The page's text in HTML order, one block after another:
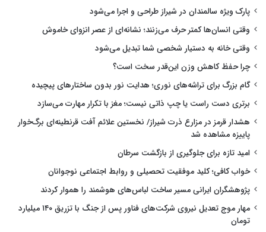
پارک ویژه سالمندان در شیراز طراحی و اجرا می‌شود
وقتی انسان‌ها کمتر حرف می‌زنند؛ نشانه‌ای از عصر انزوای خاموش
وقتی خانه به دستیار شخصی شما تبدیل می‌شود
چرا حفظ کاهش وزن این‌قدر سخت است؟
گام بزرگ برای تراشه‌های نوری؛ هدایت نور بدون ساختارهای پیچیده
برتری دست راست یا چپ ذاتی نیست؛ مغز با تکرار مهارت می‌سازد
هشدار قرمز در مزارع ذرت شیراز/ نخستین علائم آفت قرنطینه‌ای برگ‌خوار
پاییزه مشاهده شد
امید تازه برای جلوگیری از بازگشت سرطان
خواب کافی؛ کلید موفقیت تحصیلی و روابط اجتماعی نوجوانان
پژوهشگران ایرانی مسیر ساخت لباس‌های هوشمند را هموار کردند
مهار موج تعدیل نیروی شرکت‌های فناور پس از جنگ با تزریق ۱۴۰ میلیارد
تومان